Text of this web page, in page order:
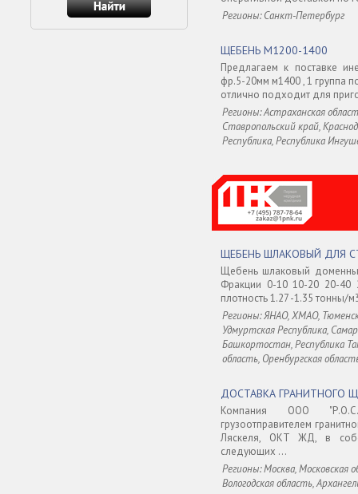
Регионы: Санкт-Петербург
ЩЕБЕНЬ М1200-1400
Предлагаем к поставке
фр.5-20мм м1400 , 1 группа
отлично подходит для
Регионы: Астраханская
Ставропольский край,
Республика, Республика
ЩЕБЕНЬ ШЛАКОВЫЙ ДЛЯ
Щебень шлаковый
Фракции 0-10 10-20 20-40
плотность 1.27 -1.35 тонны/
Регионы: ЯНАО, ХМАО,
Удмуртская Республика,
Башкортостан, Республика
область, Оренбургская
ДОСТАВКА ГРАНИТНОГО
Компания ООО
грузоотправителем
Ляскеля, ОКТ ЖД, в
следующих ...
Регионы: Москва, Московская
Вологодская область,